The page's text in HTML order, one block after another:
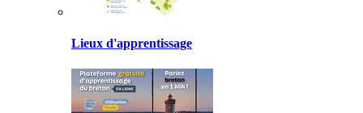
Lieux d'apprentissage